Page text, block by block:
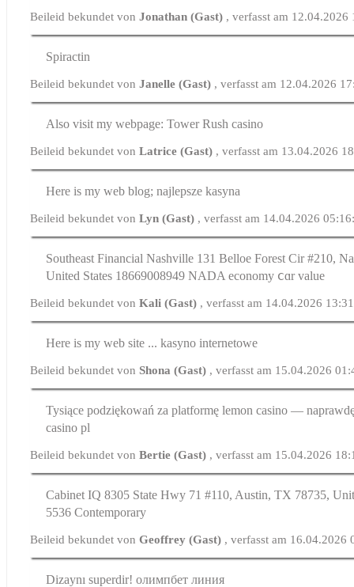
Beileid bekundet vonJonathan (Gast) , verfasst am 12.04.2026
Spiractin
Beileid bekundet vonJanelle (Gast) , verfasst am 12.04.2026
Also visit my webpage: Tower Rush casino
Beileid bekundet vonLatrice (Gast) , verfasst am 13.04.2026
Here is my web blog; najlepsze kasyna
Beileid bekundet vonLyn (Gast) , verfasst am 14.04.2026
Southeast Financial Nashville 131 Belloe Forest Cir #210,
United Ѕtates 18669008949 NADA economy ⅽɑr value
Beileid bekundet vonKali (Gast) , verfasst am 14.04.2026
Here is my web site ... kasyno internetowe
Beileid bekundet vonShona (Gast) , verfasst am 15.04.2026
Tysiące podziękowań za platformę lemon casino —
casino pl
Beileid bekundet vonBertie (Gast) , verfasst am 15.04.2026
Cabinet IQ 8305 Statе Hwy 71 #110, Austin, TX 78735,
5536 Contemporary
Beileid bekundet vonGeoffrey (Gast) , verfasst am 16.04.2026
Dizaynı superdir! олимпбет линия